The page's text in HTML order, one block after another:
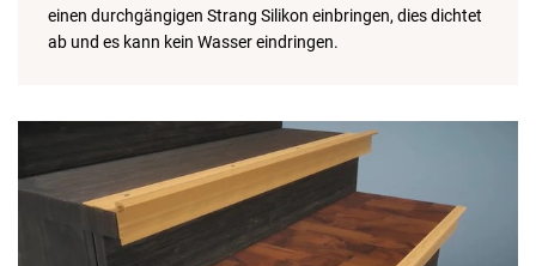
einen durchgängigen Strang Silikon einbringen, dies dichtet
ab und es kann kein Wasser eindringen.